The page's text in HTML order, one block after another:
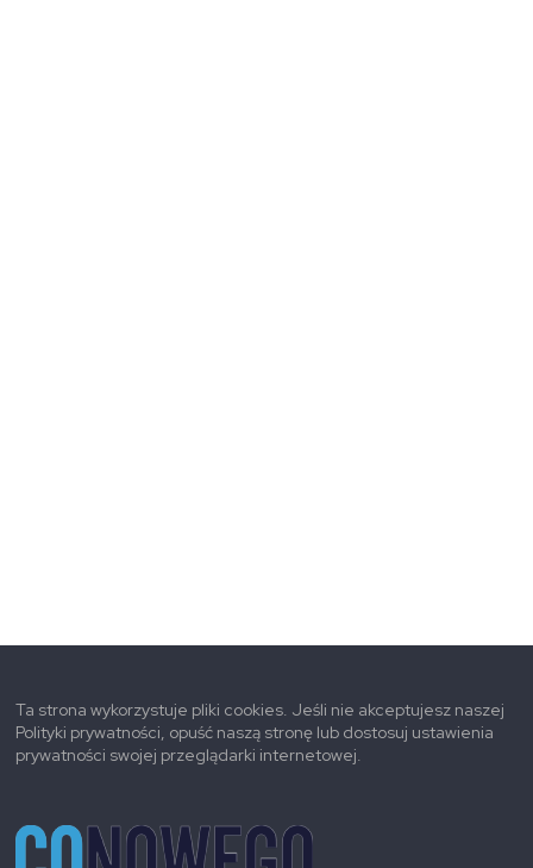
Ta strona wykorzystuje pliki cookies. Jeśli nie akceptujesz naszej
Polityki prywatności, opuść naszą stronę lub dostosuj ustawienia
prywatności swojej przeglądarki internetowej.